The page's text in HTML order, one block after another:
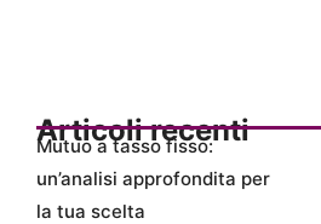
Articoli recenti
Mutuo a tasso fisso:
un’analisi approfondita per
la tua scelta